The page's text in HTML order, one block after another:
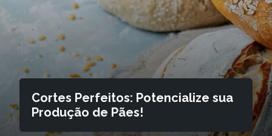
Cortes Perfeitos: Potencialize sua
Produção de Pães!